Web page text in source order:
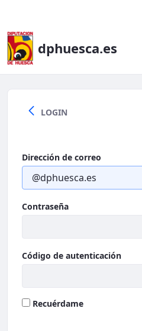
dphuesca.es
Welcome
LOGIN
Dirección de correo
Contraseña
Código de autenticación
Recuérdame